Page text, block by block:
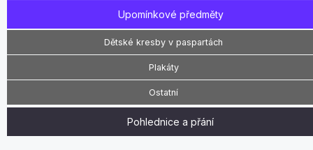
Upomínkové předměty
Dětské kresby v paspartách
Plakáty
Ostatní
Pohlednice a přání